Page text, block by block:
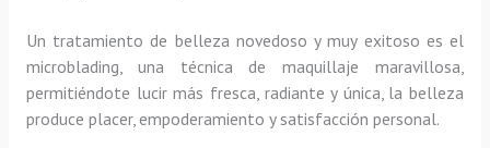
Un tratamiento de belleza novedoso y muy exitoso es el
microblading, una técnica de maquillaje maravillosa,
permitiéndote lucir más fresca, radiante y única, la belleza
produce placer, empoderamiento y satisfacción personal.